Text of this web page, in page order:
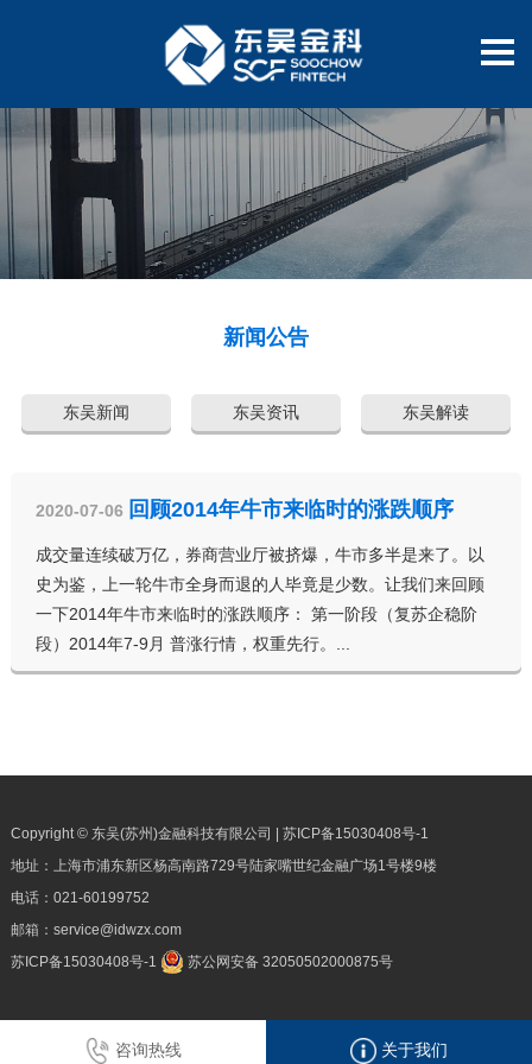
新闻公告
东吴新闻 东吴资讯 东吴解读
2020-07-06 回顾2014年牛市来临时的涨跌顺序
成交量连续破万亿，券商营业厅被挤爆，牛市多半是来了。以
史为鉴，上一轮牛市全身而退的人毕竟是少数。让我们来回顾
一下2014年牛市来临时的涨跌顺序： 第一阶段（复苏企稳阶
段）2014年7-9月 普涨行情，权重先行。...
Copyright © 东吴(苏州)金融科技有限公司 | 苏ICP备15030408号-1
地址：上海市浦东新区杨高南路729号陆家嘴世纪金融广场1号楼9楼
电话： 021-60199752
邮箱： service@idwzx.com
苏ICP备15030408号-1
苏公网安备 32050502000875号
咨询热线 关于我们